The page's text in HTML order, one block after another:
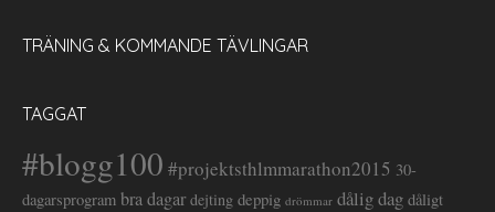
TRÄNING & KOMMANDE TÄVLINGAR
TAGGAT
#blogg100 #projektsthlmmarathon2015 30-
dagarsprogram bra dagar dejting deppig drömmar dålig dag dåligt